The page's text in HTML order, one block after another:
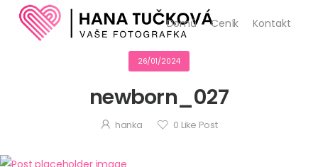
Domů Ceník Kontakt
26/01/2024
newborn_027
hanka 0 Like Post